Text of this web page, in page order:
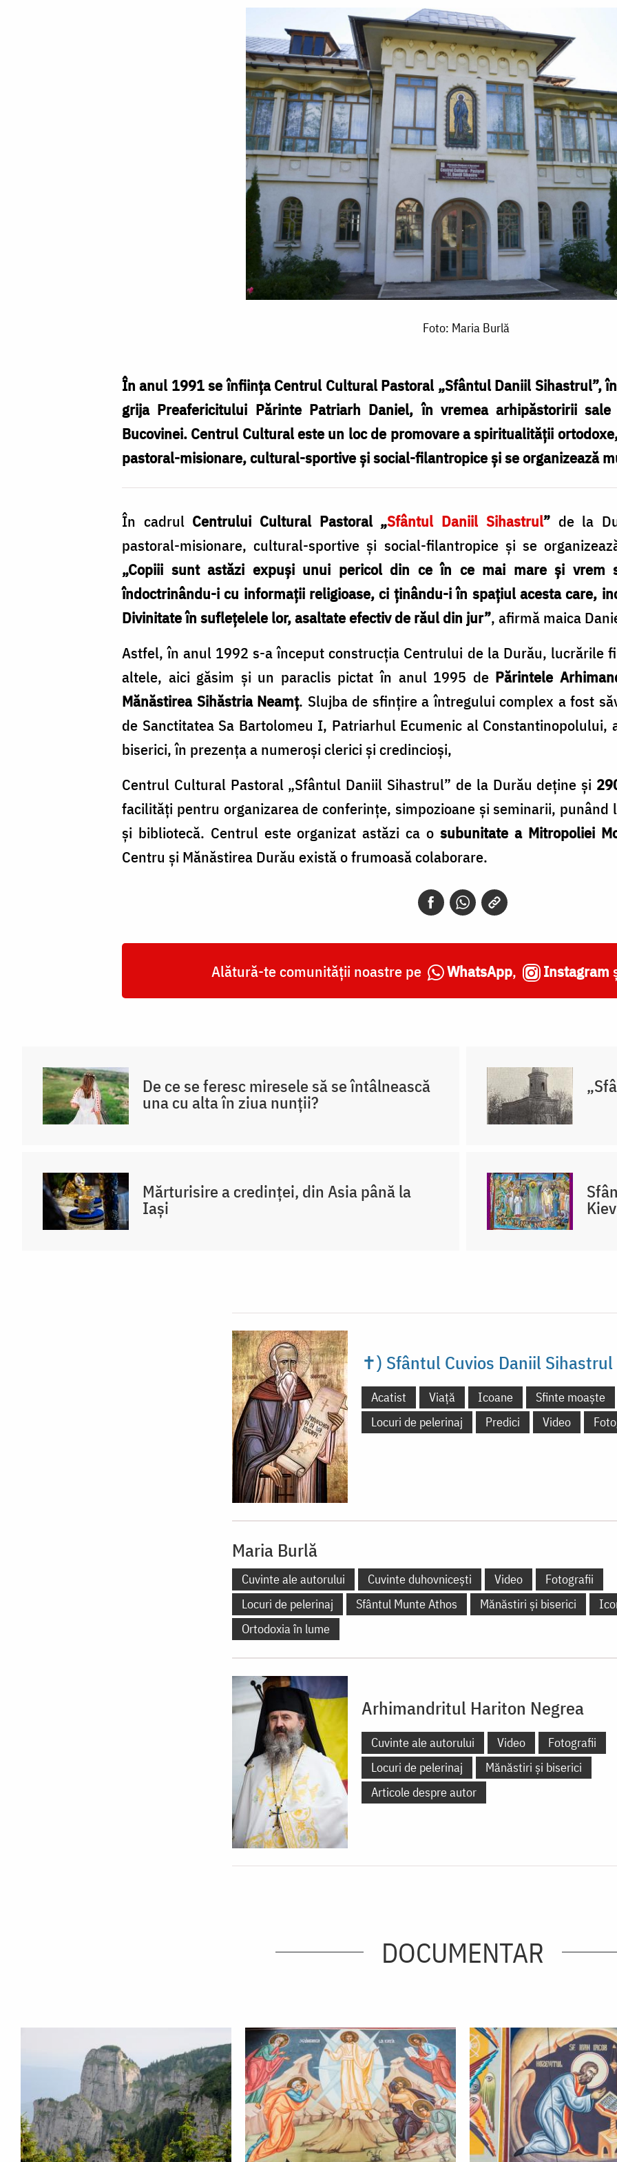
Foto: Maria Burlă
În anul 1991 se înființa Centrul Cultural Pastoral „Sfântul Daniil Sihastrul”,
grija Preafericitului Părinte Patriarh Daniel, în vremea arhipăstoririi
Bucovinei. Centrul Cultural este un loc de promovare a spiritualităţii
pastoral-misionare, cultural-sportive şi social-filantropice și se organizează
În cadrul Centrului Cultural Pastoral „Sfântul Daniil Sihastrul” de la
pastoral-misionare, cultural-sportive şi social-filantropice și se
„Copiii sunt astăzi expuși unui pericol din ce în ce mai mare și vrem
îndoctrinându-i cu informații religioase, ci ținându-i în spațiul acesta care,
Divinitate în suflețelele lor, asaltate efectiv de răul din jur”, afirmă maica
Astfel, în anul 1992 s-a început construcția Centrului de la Durău, lucrările
altele, aici găsim și un paraclis pictat în anul 1995 de Părintele
Mănăstirea Sihăstria Neamț. Slujba de sfințire a întregului complex a fost
de Sanctitatea Sa Bartolomeu I, Patriarhul Ecumenic al
biserici, în prezența a numeroși clerici și credincioși,
Centrul Cultural Pastoral „Sfântul Daniil Sihastrul” de la Durău deţine şi
facilităţi pentru organizarea de conferinţe, simpozioane şi seminarii,
și bibliotecă. Centrul este organizat astăzi ca o subunitate a Mitropoliei
Centru și Mănăstirea Durău există o frumoasă colaborare.
Alătură-te comunității noastre pe WhatsApp, Instagram
De ce se feresc miresele să se întâlnească
una cu alta în ziua nunții?
Mărturisire a credinței, din Asia până la
Iași
✝) Sfântul Cuvios Daniil Sihastrul
Acatist Viață Icoane
Sfinte moaște
Locuri de pelerinaj
Predici Video
Maria Burlă
Cuvinte ale autorului Cuvinte duhovnicești Video
Fotografii
Locuri de pelerinaj
Sfântul Munte Athos Mănăstiri și biserici
Ortodoxia în lume
Arhimandritul Hariton Negrea
Cuvinte ale autorului Video
Fotografii
Locuri de pelerinaj
Mănăstiri și biserici
Articole despre autor
DOCUMENTAR